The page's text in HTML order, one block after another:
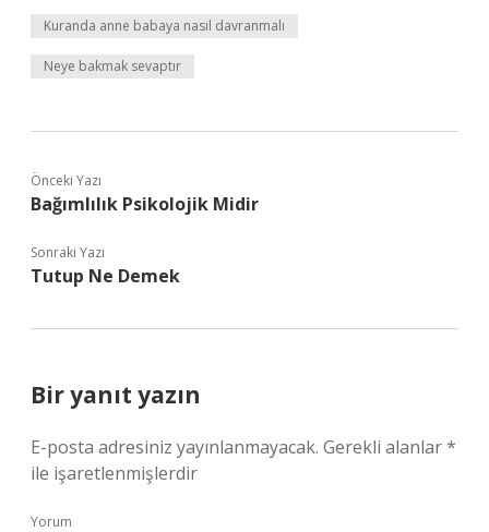
Kuranda anne babaya nasıl davranmalı
Neye bakmak sevaptır
Önceki Yazı
Bağımlılık Psikolojik Midir
Sonraki Yazı
Tutup Ne Demek
Bir yanıt yazın
E-posta adresiniz yayınlanmayacak. Gerekli alanlar*
ile işaretlenmişlerdir
Yorum